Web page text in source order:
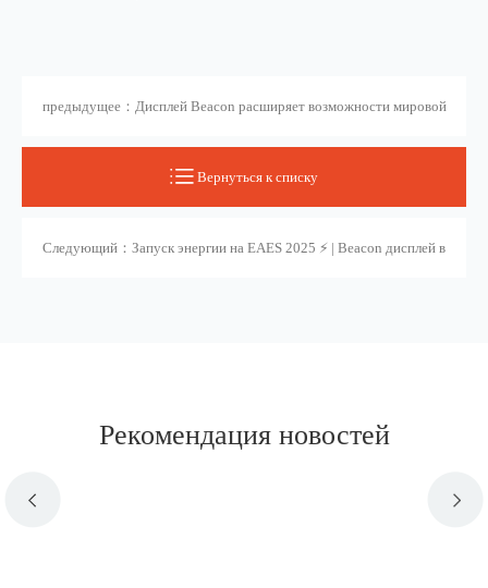
предыдущее：Дисплей Beacon расширяет возможности мировой
индустрии здравоохранения на MEDICA 2025
Вернуться к списку
Следующий：Запуск энергии на EAES 2025 ⚡ | Beacon дисплей в
Рекомендация новостей